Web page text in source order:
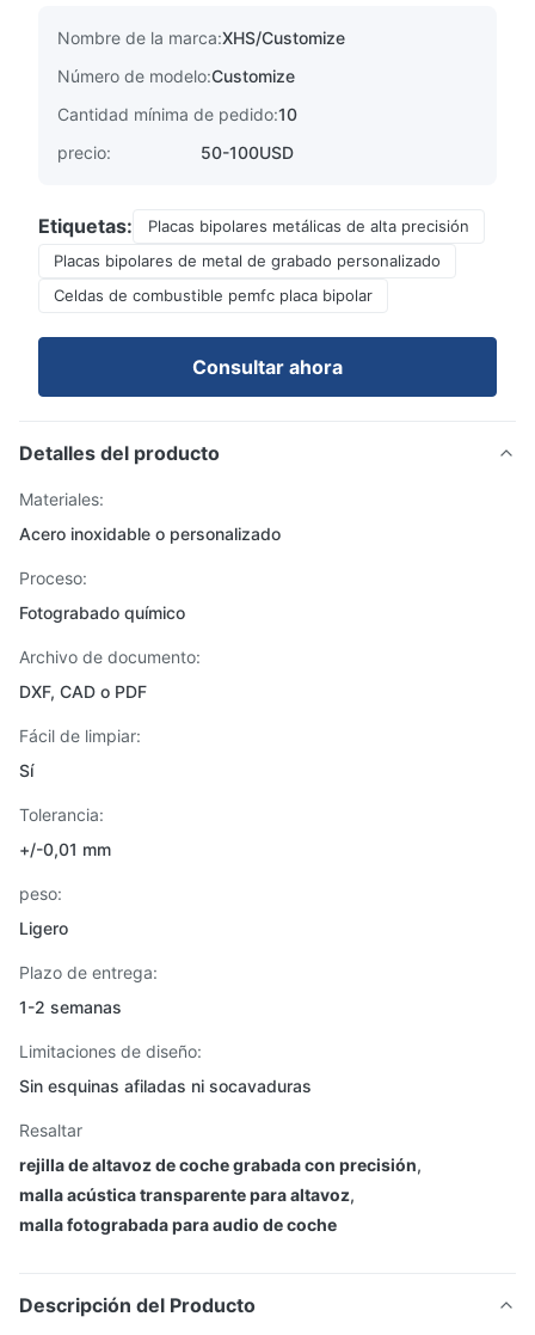
Nombre de la marca:XHS/Customize
Número de modelo:Customize
Cantidad mínima de pedido:10
precio:
50-100USD
Etiquetas:
Placas bipolares metálicas de alta precisión
Placas bipolares de metal de grabado personalizado
Celdas de combustible pemfc placa bipolar
Consultar ahora
Detalles del producto
Materiales:
Acero inoxidable o personalizado
Proceso:
Fotograbado químico
Archivo de documento:
DXF, CAD o PDF
Fácil de limpiar:
Sí
Tolerancia:
+/-0,01 mm
peso:
Ligero
Plazo de entrega:
1-2 semanas
Limitaciones de diseño:
Sin esquinas afiladas ni socavaduras
Resaltar
rejilla de altavoz de coche grabada con precisión,
malla acústica transparente para altavoz,
malla fotograbada para audio de coche
Descripción del Producto